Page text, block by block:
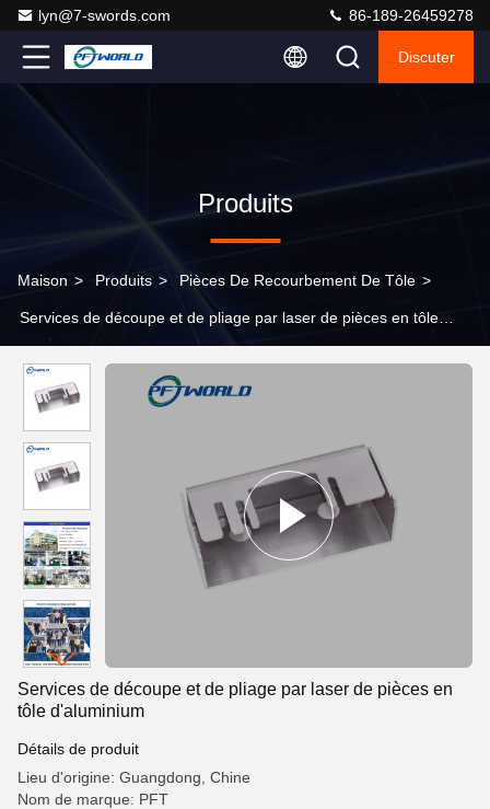
lyn@7-swords.com 86-189-26459278
Discuter
Produits
Maison > Produits > Pièces De Recourbement De Tôle >
Services de découpe et de pliage par laser de pièces en tôle
Services de découpe et de pliage par laser de pièces en
tôle d'aluminium
Détails de produit
Lieu d'origine: Guangdong, Chine
Nom de marque: PFT